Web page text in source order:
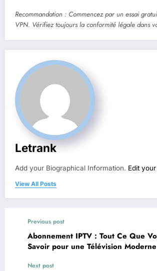
Recommandation : Commencez par un essai
VPN. Vérifiez toujours la conformité légale dans
Letrank
Add your Biographical Information. Edit
View All Posts
Previous post
Abonnement IPTV : Tout Ce Que
Savoir pour une Télévision Moderne
Next post